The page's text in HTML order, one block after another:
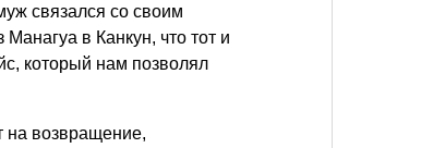
связался со своим
в Канкун, что тот и
который нам позволял
на возвращение,